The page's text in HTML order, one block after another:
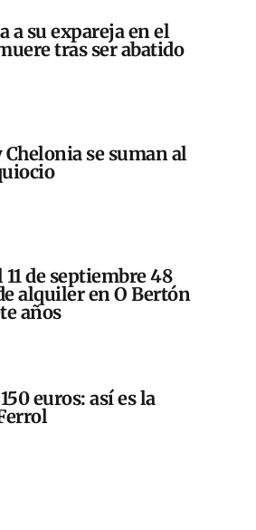
a su expareja en el
tras ser abatido
se suman al
de septiembre 48
alquiler en O Bertón
años
euros: así es la